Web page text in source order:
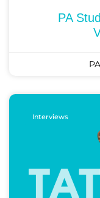
PA
Interviews